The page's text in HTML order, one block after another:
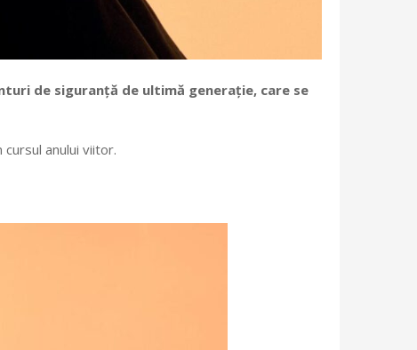
de siguranță de ultimă generație, care se
anului viitor.